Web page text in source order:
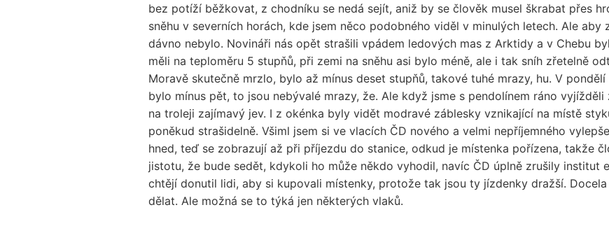
bez potíží běžkovat, z chodníku se nedá sejít, aniž by se člověk musel škrabat přes
sněhu v severních horách, kde jsem něco podobného viděl v minulých letech. Ale
dávno nebylo. Novináři nás opět strašili vpádem ledových mas z Arktidy a v Chebu
měli na teploměru 5 stupňů, při zemi na sněhu asi bylo méně, ale i tak sníh zřetelně
Moravě skutečně mrzlo, bylo až mínus deset stupňů, takové tuhé mrazy, hu. V
bylo mínus pět, to jsou nebývalé mrazy, že. Ale když jsme s pendolínem ráno
na troleji zajímavý jev. I z okénka byly vidět modravé záblesky vznikající na místě
poněkud strašidelně. Všiml jsem si ve vlacích ČD nového a velmi nepříjemného
hned, teď se zobrazují až při příjezdu do stanice, odkud je místenka pořízena, takže
jistotu, že bude sedět, kdykoli ho může někdo vyhodil, navíc ČD úplně zrušily institut
chtějí donutil lidi, aby si kupovali místenky, protože tak jsou ty jízdenky dražší.
dělat. Ale možná se to týká jen některých vlaků.